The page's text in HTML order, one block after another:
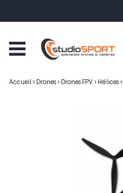
Accueil > Drones> Drones FPV> Hélices>